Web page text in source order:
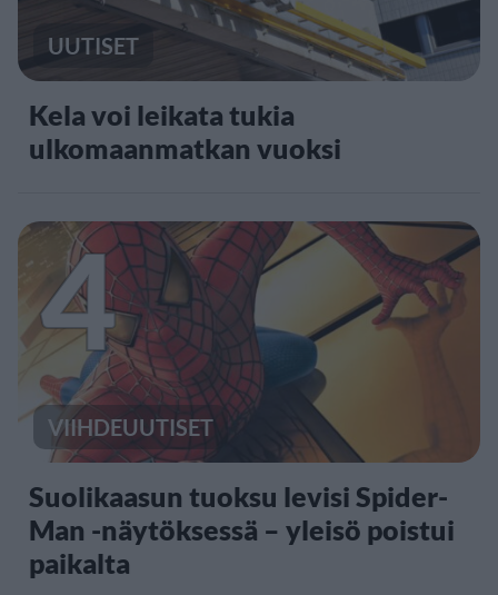
UUTISET
Kela voi leikata tukia
ulkomaanmatkan vuoksi
4
VIIHDEUUTISET
Suolikaasun tuoksu levisi Spider-
Man -näytöksessä – yleisö poistui
paikalta